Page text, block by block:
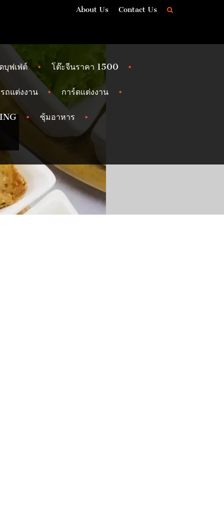
About Us Contact Us
บุฟเฟ่ต์ โต๊ะจีนราคา 1500
รถแต่งงาน การ์ดแต่งงาน
ซุ้มอาหาร